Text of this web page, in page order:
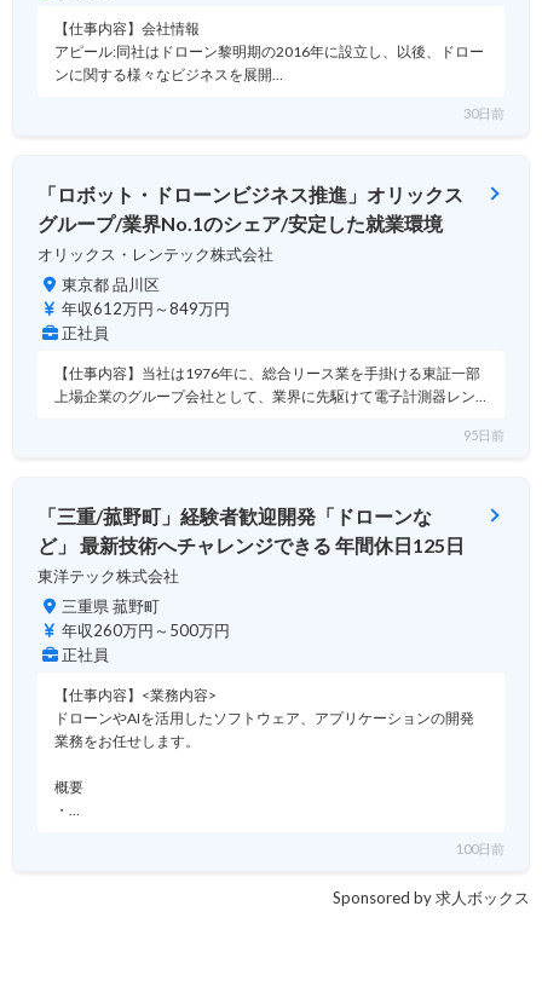
【仕事内容】会社情報
アピール:同社はドローン黎明期の2016年に設立し、以後、ドロー
ンに関する様々なビジネスを展開…
30日前
「ロボット・ドローンビジネス推進」オリックス
グループ/業界No.1のシェア/安定した就業環境
オリックス・レンテック株式会社
東京都 品川区
年収612万円～849万円
正社員
【仕事内容】当社は1976年に、総合リース業を手掛ける東証一部
上場企業のグループ会社として、業界に先駆けて電子計測器レン…
95日前
「三重/菰野町」経験者歓迎開発「ドローンな
ど」 最新技術へチャレンジできる 年間休日125日
東洋テック株式会社
三重県 菰野町
年収260万円～500万円
正社員
【仕事内容】<業務内容>
ドローンやAIを活用したソフトウェア、アプリケーションの開発
業務をお任せします。
概要
・…
100日前
Sponsored by 求人ボックス